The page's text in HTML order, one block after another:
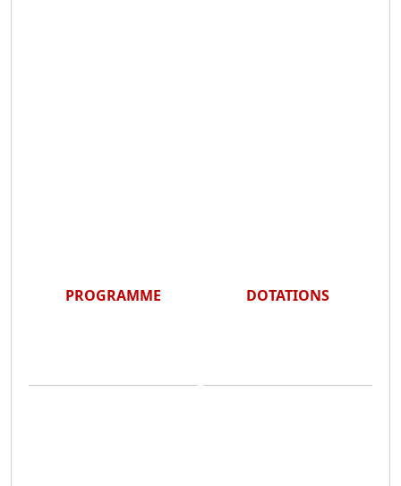
PROGRAMME DOTATIONS